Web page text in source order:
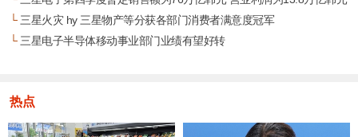
└三星火灾 hy 三星物产等分获各部门消费者满意度冠军
└三星电子半导体移动事业部门业绩有望好转
热点